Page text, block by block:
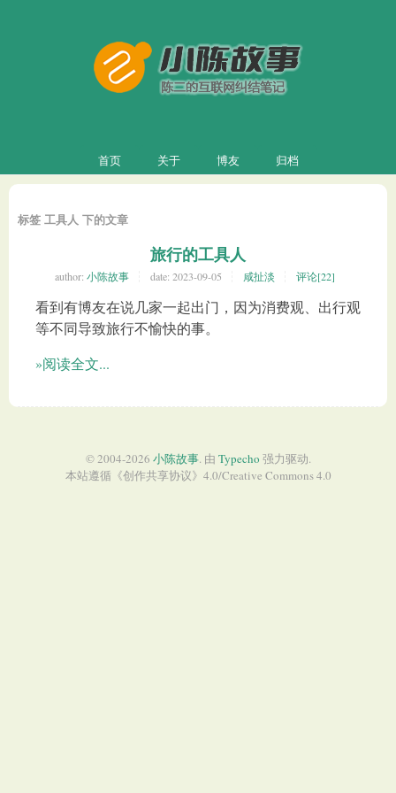
首页 关于 博友 归档
标签 工具人 下的文章
旅行的工具人
author: 小陈故事 date: 2023-09-05 咸扯淡 评论[22]
看到有博友在说几家一起出门，因为消费观、出行观
等不同导致旅行不愉快的事。
»阅读全文...
© 2004-2026 小陈故事. 由 Typecho 强力驱动.
本站遵循《创作共享协议》4.0/Creative Commons 4.0